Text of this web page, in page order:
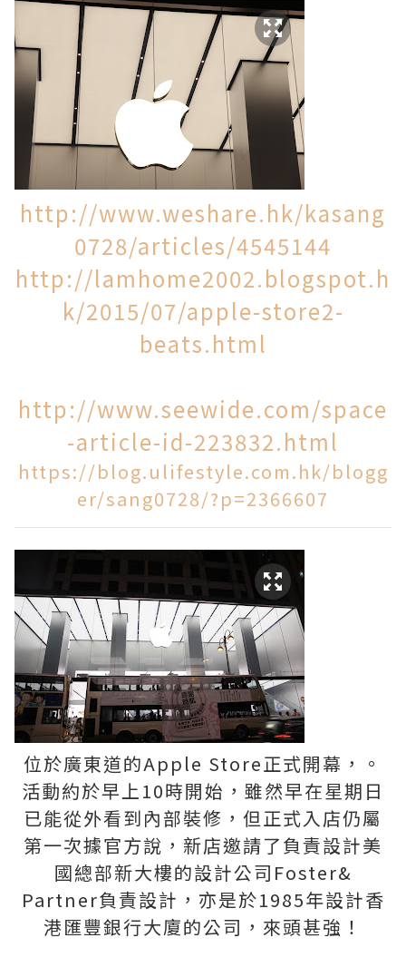
http://www.weshare.hk/kasang
0728/articles/4545144
http://lamhome2002.blogspot.h
k/2015/07/apple-store2-
beats.html
http://www.seewide.com/space
-article-id-223832.html
https://blog.ulifestyle.com.hk/blogg
er/sang0728/?p=2366607
位於廣東道的Apple Store正式開幕，。
活動約於早上10時開始，雖然早在星期日
已能從外看到內部裝修，但正式入店仍屬
第一次據官方說，新店邀請了負責設計美
國總部新大樓的設計公司Foster&
Partner負責設計，亦是於1985年設計香
港匯豐銀行大廈的公司，來頭甚強！